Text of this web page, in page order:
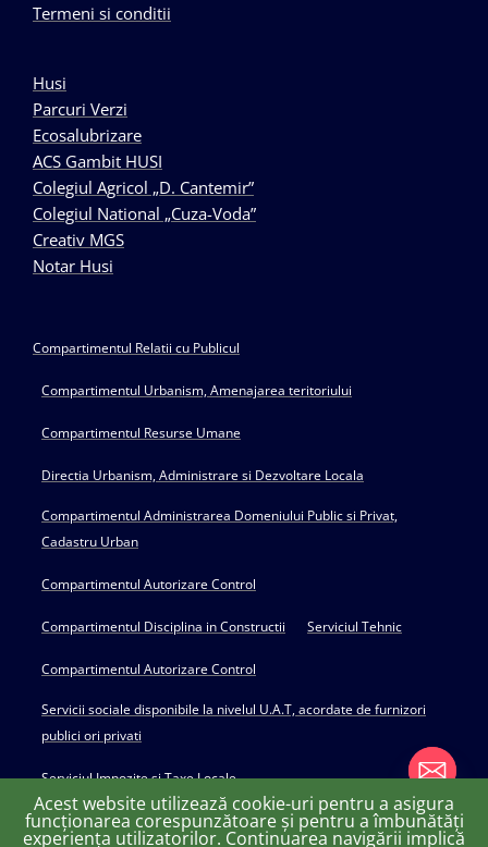
Termeni si conditii
Husi
Parcuri Verzi
Ecosalubrizare
ACS Gambit HUSI
Colegiul Agricol „D. Cantemir”
Colegiul National „Cuza-Voda”
Creativ MGS
Notar Husi
Compartimentul Relatii cu Publicul
Compartimentul Urbanism, Amenajarea teritoriului
Compartimentul Resurse Umane
Directia Urbanism, Administrare si Dezvoltare Locala
Compartimentul Administrarea Domeniului Public si Privat,
Cadastru Urban
Compartimentul Autorizare Control
Compartimentul Disciplina in Constructii Serviciul Tehnic
Compartimentul Autorizare Control
Servicii sociale disponibile la nivelul U.A.T, acordate de furnizori
publici ori privati
Serviciul Impozite si Taxe Locale
Acest website utilizează cookie-uri pentru a asigura
funcționarea corespunzătoare și pentru a îmbunătăți
experiența utilizatorilor. Continuarea navigării implică